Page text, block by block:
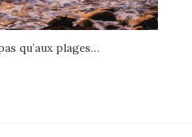
qu’aux plages…